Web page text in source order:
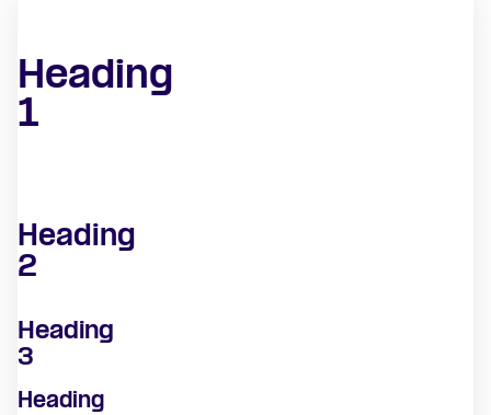
Heading
1
Heading
2
Heading
3
Heading